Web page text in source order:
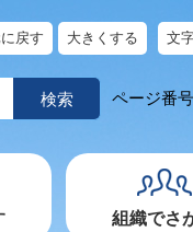
戻す 大きくする 文
ページ番
組織でさ